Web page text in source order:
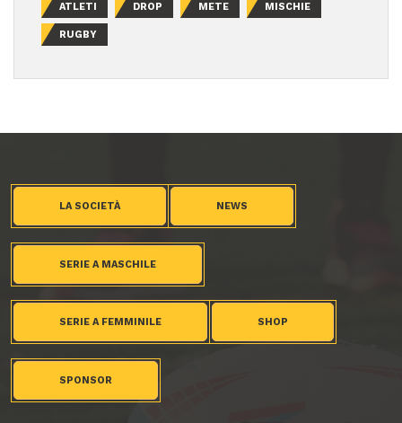
ATLETI DROP METE MISCHIE
RUGBY
LA SOCIETÀ NEWS
SERIE A MASCHILE
SERIE A FEMMINILE SHOP
SPONSOR